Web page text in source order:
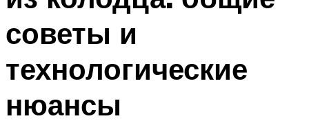
советы и
технологические
нюансы